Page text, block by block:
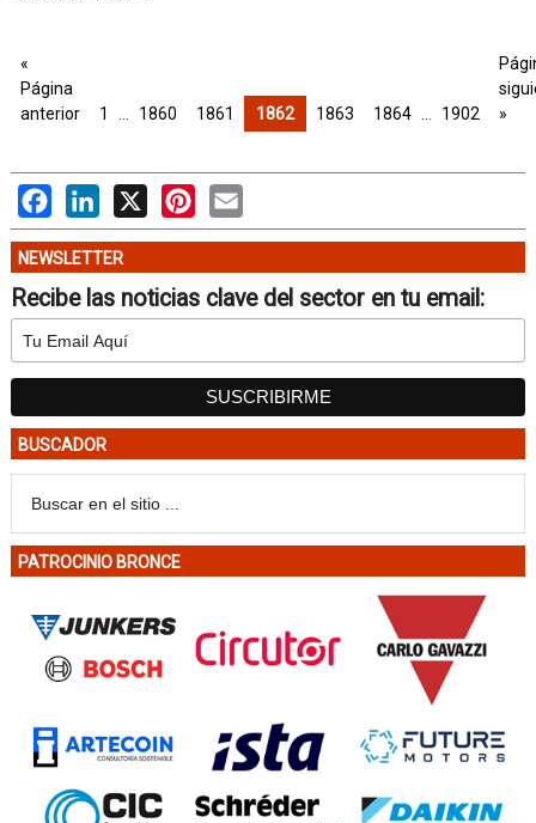
«
Página
anterior
1 1860 1861 1862 1863 1864 1902
»
FacebookLinkedIn
X PinterestEmail
NEWSLETTER
Recibe las noticias clave del sector en tu email:
BUSCADOR
PATROCINIO BRONCE